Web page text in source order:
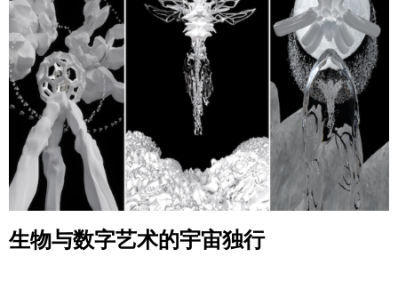
生物与数字艺术的宇宙独行